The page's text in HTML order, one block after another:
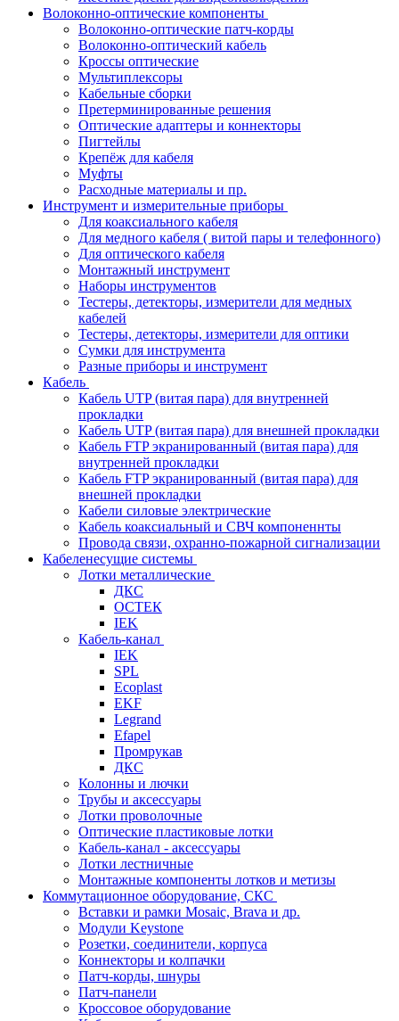
Волоконно-оптические компоненты
Волоконно-оптические патч-корды
Волоконно-оптический кабель
Кроссы оптические
Мультиплексоры
Кабельные сборки
Претерминированные решения
Оптические адаптеры и коннекторы
Пигтейлы
Крепёж для кабеля
Муфты
Расходные материалы и пр.
Инструмент и измерительные приборы
Для коаксиального кабеля
Для медного кабеля ( витой пары и телефонного)
Для оптического кабеля
Монтажный инструмент
Наборы инструментов
Тестеры, детекторы, измерители для медных
кабелей
Тестеры, детекторы, измерители для оптики
Сумки для инструмента
Разные приборы и инструмент
Кабель
Кабель UTP (витая пара) для внутренней
прокладки
Кабель UTP (витая пара) для внешней прокладки
Кабель FTP экранированный (витая пара) для
внутренней прокладки
Кабель FTP экранированный (витая пара) для
внешней прокладки
Кабели силовые электрические
Кабель коаксиальный и СВЧ компоненнты
Провода связи, охранно-пожарной сигнализации
Кабеленесущие системы
Лотки металлические
ДКС
ОСТЕК
IEK
Кабель-канал
IEK
SPL
Ecoplast
EKF
Legrand
Efapel
Промрукав
ДКС
Колонны и лючки
Трубы и аксессуары
Лотки проволочные
Оптические пластиковые лотки
Кабель-канал - аксессуары
Лотки лестничные
Монтажные компоненты лотков и метизы
Коммутационное оборудование, СКС
Вставки и рамки Mosaic, Brava и др.
Модули Keystone
Розетки, соединители, корпуса
Коннекторы и колпачки
Патч-корды, шнуры
Патч-панели
Кроссовое оборудование